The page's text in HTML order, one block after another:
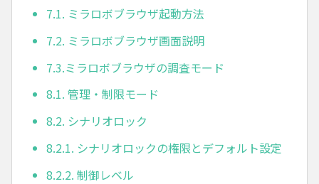
7.1. ミラロボブラウザ起動方法
7.2. ミラロボブラウザ画面説明
7.3.ミラロボブラウザの調査モード
8.1. 管理・制限モード
8.2. シナリオロック
8.2.1. シナリオロックの権限とデフォルト設定
8.2.2. 制御レベル